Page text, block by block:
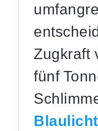
Zugkraft
fünf